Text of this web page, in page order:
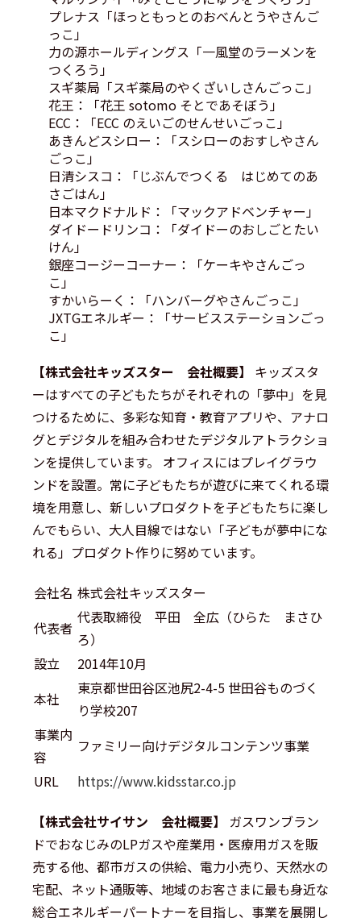
プレナス「ほっともっとのおべんとうやさんご
っこ」
力の源ホールディングス「一風堂のラーメンを
つくろう」
スギ薬局「スギ薬局のやくざいしさんごっこ」
花王：「花王 sotomo そとであそぼう」
ECC：「ECC のえいごのせんせいごっこ」
あきんどスシロー：「スシローのおすしやさん
ごっこ」
日清シスコ：「じぶんでつくる はじめてのあ
さごはん」
日本マクドナルド：「マックアドベンチャー」
ダイドードリンコ：「ダイドーのおしごとたい
けん」
銀座コージーコーナー：「ケーキやさんごっ
こ」
すかいらーく：「ハンバーグやさんごっこ」
JXTGエネルギー：「サービスステーションごっ
こ」
【株式会社キッズスター 会社概要】
キッズスタ
ーはすべての子どもたちがそれぞれの「夢中」を見
つけるために、多彩な知育・教育アプリや、アナロ
グとデジタルを組み合わせたデジタルアトラクショ
ンを提供しています。 オフィスにはプレイグラウ
ンドを設置。常に子どもたちが遊びに来てくれる環
境を用意し、新しいプロダクトを子どもたちに楽し
んでもらい、大人目線ではない「子どもが夢中にな
れる」プロダクト作りに努めています。
会社名 株式会社キッズスター
代表者
代表取締役 平田 全広（ひらた まさひ
ろ）
設立
2014年10月
本社
東京都世田谷区池尻2-4-5 世田谷ものづく
り学校207
事業内
容
ファミリー向けデジタルコンテンツ事業
URL
https://www.kidsstar.co.jp
【株式会社サイサン 会社概要】
ガスワンブラン
ドでおなじみのLPガスや産業用・医療用ガスを販
売する他、都市ガスの供給、電力小売り、天然水の
宅配、ネット通販等、地域のお客さまに最も身近な
総合エネルギーパートナーを目指し、事業を展開し